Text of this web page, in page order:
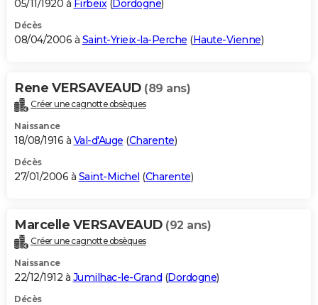
05/11/1920 à Firbeix(Dordogne)
Décès
08/04/2006 à Saint-Yrieix-la-Perche (Haute-Vienne)
Rene VERSAVEAUD (89 ans)
Créer une cagnotte obsèques
Naissance
18/08/1916 à Val-d'Auge (Charente)
Décès
27/01/2006 à Saint-Michel (Charente)
Marcelle VERSAVEAUD (92 ans)
Créer une cagnotte obsèques
Naissance
22/12/1912 à Jumilhac-le-Grand (Dordogne)
Décès